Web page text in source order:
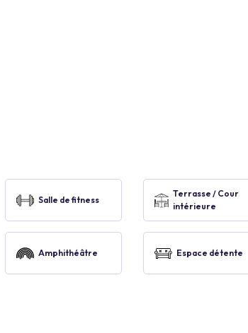
Salle de fitness
Terrasse / Cour
intérieure
Amphithéâtre Espace détente